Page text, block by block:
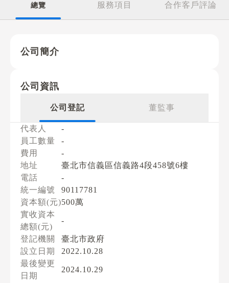
總覽 服務項目 合作客戶評論
公司簡介
公司資訊
公司登記 董監事
代表人
-
員工數量
-
費用
-
地址
臺北市信義區信義路4段458號6樓
電話
-
統一編號
90117781
資本額(元)500萬
實收資本
總額(元)
-
登記機關
臺北市政府
設立日期
2022.10.28
最後變更
日期
2024.10.29